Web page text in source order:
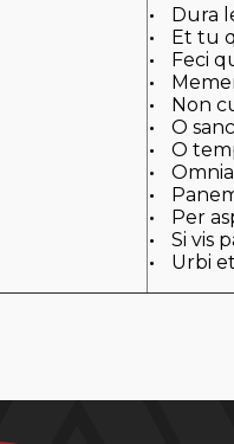
Dura
Et tu
Feci
Non
O
O
Per
Si vis
Urbi